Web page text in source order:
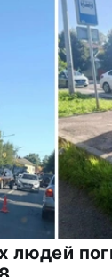
людей